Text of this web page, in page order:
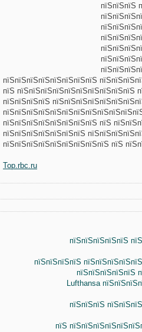
пїЅпїЅпїЅ
пїЅпїЅпїЅпїЅпїЅпїЅпїЅпїЅ
пїЅ пїЅпїЅпїЅпїЅпїЅпїЅпїЅпїЅпїЅпїЅ
пїЅпїЅпїЅпїЅ
пїЅпїЅпїЅпїЅпїЅпїЅпїЅпїЅ пїЅ
пїЅпїЅпїЅпїЅпїЅпїЅпїЅ
пїЅпїЅпїЅпїЅпїЅпїЅпїЅпїЅпїЅ пїЅ
Top.rbc.ru
пїЅпїЅпїЅпїЅпїЅ
пїЅпїЅпїЅпїЅ
пїЅпїЅпїЅпїЅпїЅ
Lufthansa
пїЅпїЅпїЅ
пїЅ